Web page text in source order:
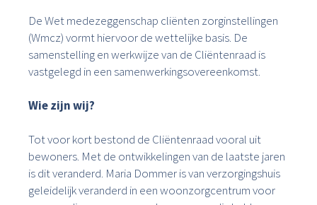
De Wet medezeggenschap cliënten zorginstellingen
(Wmcz) vormt hiervoor de wettelijke basis. De
samenstelling en werkwijze van de Cliëntenraad is
vastgelegd in een samenwerkingsovereenkomst.
Wie zijn wij?
Tot voor kort bestond de Cliëntenraad vooral uit
bewoners. Met de ontwikkelingen van de laatste jaren
is dit veranderd. Maria Dommer is van verzorgingshuis
geleidelijk veranderd in een woonzorgcentrum voor